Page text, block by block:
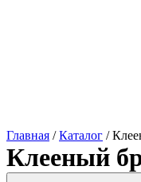
Главная /Каталог /
Клееный